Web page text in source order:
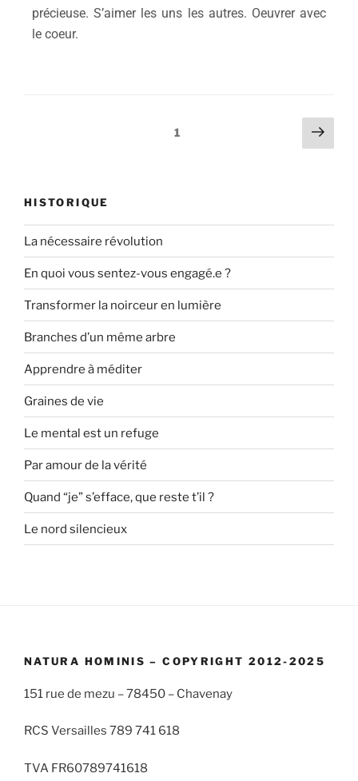
précieuse. S’aimerles uns les autres. Oeuvrer avec
le coeur.
1
HISTORIQUE
La nécessaire révolution
En quoi vous sentez-vous engagé.e ?
Transformer la noirceur en lumière
Branches d’un même arbre
Apprendre à méditer
Graines de vie
Le mental est un refuge
Par amour de la vérité
Quand “je” s’efface, que reste t’il ?
Le nord silencieux
NATURA HOMINIS – COPYRIGHT 2012-2025
151 rue de mezu – 78450 – Chavenay
RCS Versailles 789 741 618
TVA FR60789741618